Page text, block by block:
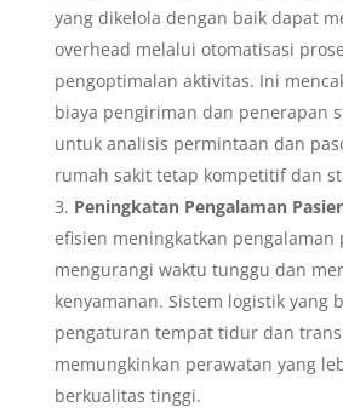
yang dikelola dengan baik dapat
overhead melalui otomatisasi
pengoptimalan aktivitas. Ini
biaya pengiriman dan penerapan
untuk analisis permintaan dan
rumah sakit tetap kompetitif dan
Peningkatan Pengalaman
efisien meningkatkan pengalaman
mengurangi waktu tunggu dan
kenyamanan. Sistem logistik yang
pengaturan tempat tidur dan
memungkinkan perawatan yang
berkualitas tinggi.